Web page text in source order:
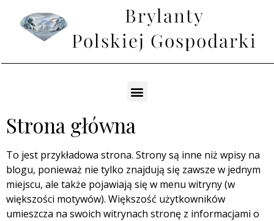
Strona główna
To jest przykładowa strona. Strony są inne niż wpisy na
blogu, ponieważ nie tylko znajdują się zawsze w jednym
miejscu, ale także pojawiają się w menu witryny (w
większości motywów). Większość użytkowników
umieszcza na swoich witrynach stronę z informacjami o